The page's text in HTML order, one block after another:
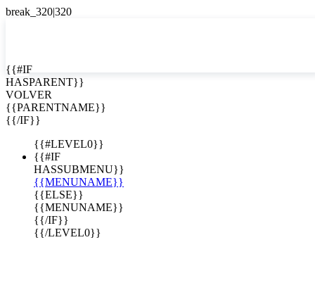

EN
ES
{{#IF
HASPARENT}}
VOLVER
{{PARENTNAME}}
{{/IF}}
{{#LEVEL0}}
{{#IF
HASSUBMENU}}
{{MENUNAME}}
{{ELSE}}
{{MENUNAME}}
{{/IF}}
{{/LEVEL0}}